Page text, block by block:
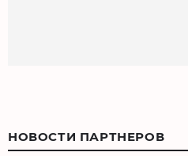
НОВОСТИ ПАРТНЕРОВ